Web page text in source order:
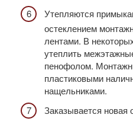
Утепляются
остеклением
лентами. В
утеплить
пенофолом.
пластиковыми
нащельниками.
Заказывается новая